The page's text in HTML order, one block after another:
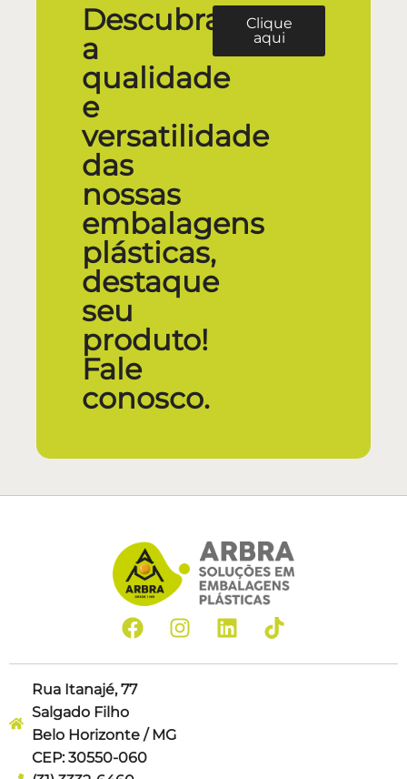
Descubra
a
qualidade
e
versatilidade
das
nossas
embalagens
plásticas,
destaque
seu
produto!
Fale
conosco.
Clique
aqui
Rua Itanajé, 77
Salgado Filho
Belo Horizonte / MG
CEP: 30550-060